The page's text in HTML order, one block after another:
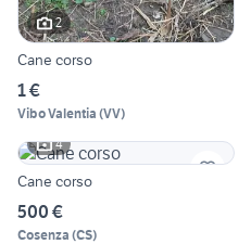
2
Cane corso
1 €
Vibo Valentia (VV)
4
Cane corso
500 €
Cosenza (CS)